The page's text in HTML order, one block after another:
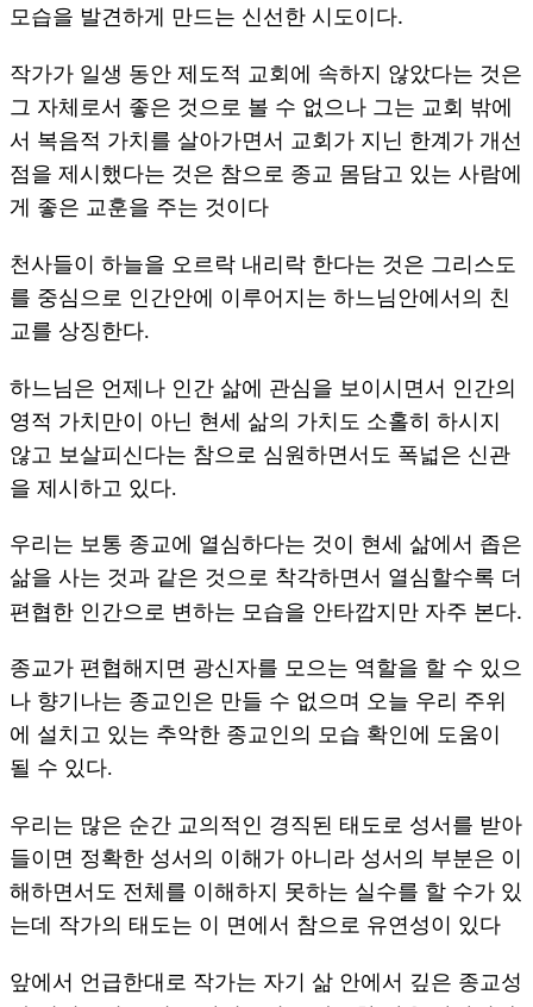
모습을 발견하게 만드는 신선한 시도이다.
작가가 일생 동안 제도적 교회에 속하지 않았다는 것은
그 자체로서 좋은 것으로 볼 수 없으나 그는 교회 밖에
서 복음적 가치를 살아가면서 교회가 지닌 한계가 개선
점을 제시했다는 것은 참으로 종교 몸담고 있는 사람에
게 좋은 교훈을 주는 것이다
천사들이 하늘을 오르락 내리락 한다는 것은 그리스도
를 중심으로 인간안에 이루어지는 하느님안에서의 친
교를 상징한다.
하느님은 언제나 인간 삶에 관심을 보이시면서 인간의
영적 가치만이 아닌 현세 삶의 가치도 소홀히 하시지
않고 보살피신다는 참으로 심원하면서도 폭넓은 신관
을 제시하고 있다.
우리는 보통 종교에 열심하다는 것이 현세 삶에서 좁은
삶을 사는 것과 같은 것으로 착각하면서 열심할수록 더
편협한 인간으로 변하는 모습을 안타깝지만 자주 본다.
종교가 편협해지면 광신자를 모으는 역할을 할 수 있으
나 향기나는 종교인은 만들 수 없으며 오늘 우리 주위
에 설치고 있는 추악한 종교인의 모습 확인에 도움이
될 수 있다.
우리는 많은 순간 교의적인 경직된 태도로 성서를 받아
들이면 정확한 성서의 이해가 아니라 성서의 부분은 이
해하면서도 전체를 이해하지 못하는 실수를 할 수가 있
는데 작가의 태도는 이 면에서 참으로 유연성이 있다
앞에서 언급한대로 작가는 자기 삶 안에서 깊은 종교성